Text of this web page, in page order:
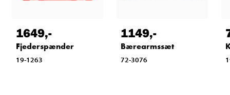
1649,-
Fjederspænder
19-1263
1149,-
Bærearmssæt
72-3076